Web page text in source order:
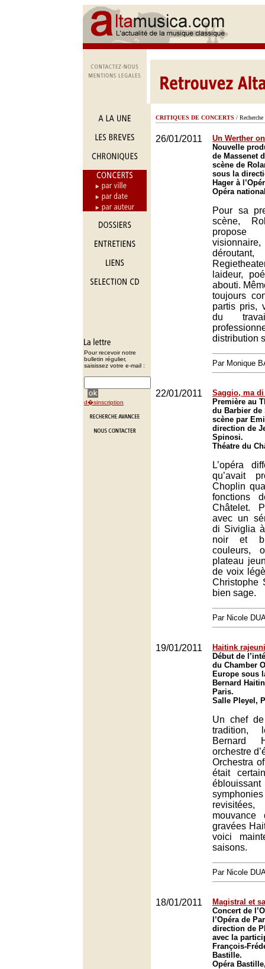
Pour recevoir notre
bulletin régulier,
saisissez votre e-mail :
d�sinscription
CRITIQUES DE CONCERTS / Recherche
26/01/2011
Un Werther
Nouvelle
de Massenet
scène de
sous la
Hager à
Opéra
Pour sa
scène,
propose
laideur,
abouti.
toujours
partis pris,
du
distribution
Par Monique
22/01/2011
Saggio, ma
Première au
du Barbier de
scène par
direction de
Spinosi.
Théatre du
L’opéra
qu’avait
Choplin
fonctions
Châtelet.
avec un
di Siviglia
noir et
couleurs,
plateau
de voix
Christophe
bien sage.
Par Nicole
19/01/2011
Haitink
Début de
du Chamber
Europe sous
Bernard
Paris.
Salle Pleyel,
Un chef
tradition,
Bernard
orchestre
Orchestra
était
mouvance
gravées
voici
saisons.
Par Nicole
18/01/2011
Magistral et
Concert de
l’Opéra de
direction de
avec la
François-
Bastille.
Opéra